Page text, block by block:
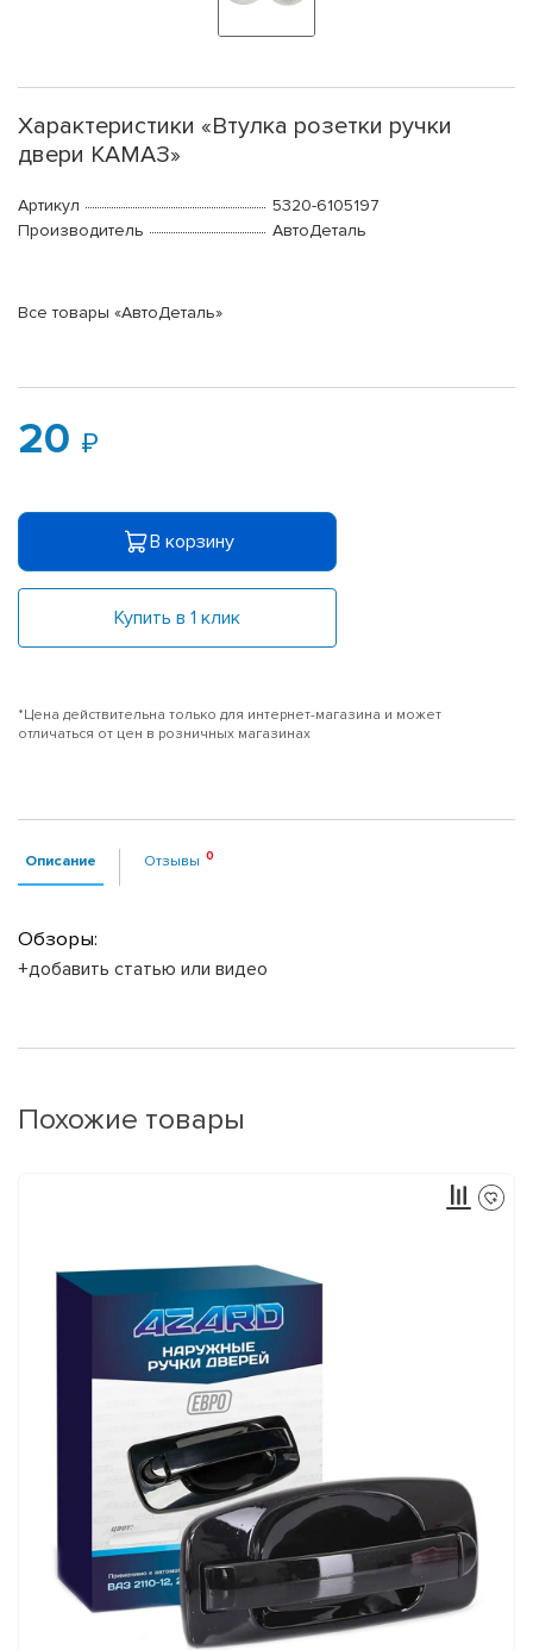
Характеристики «Втулка розетки ручки
двери КАМАЗ»
Артикул
5320-6105197
Производитель
АвтоДеталь
Все товары «АвтоДеталь»
20
В корзину
Купить в 1 клик
*Цена действительна только для интернет-магазина и может
отличаться от цен в розничных магазинах
Описание Отзывы
Обзоры:
+добавить статью или видео
Похожие товары